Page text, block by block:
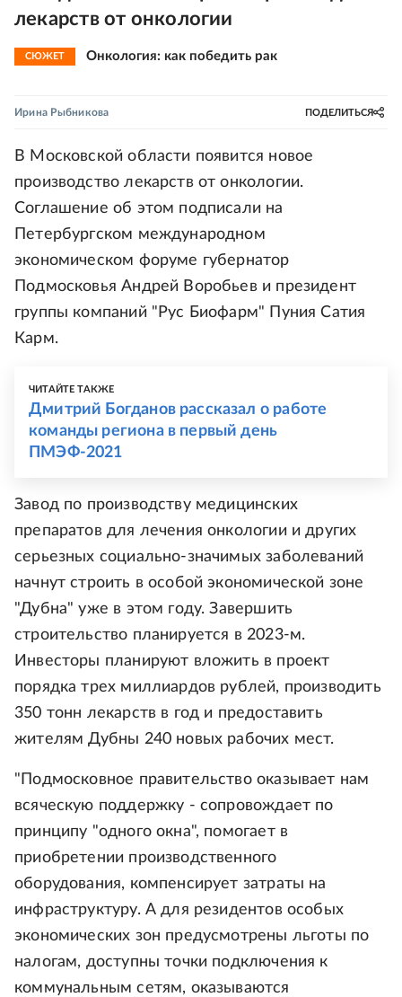
лекарств от онкологии
СЮЖЕТ Онкология: как победить рак
Ирина Рыбникова ПОДЕЛИТЬСЯ
В Московской области появится новое
производство лекарств от онкологии.
Соглашение об этом подписали на
Петербургском международном
экономическом форуме губернатор
Подмосковья Андрей Воробьев и президент
группы компаний "Рус Биофарм" Пуния Сатия
Карм.
ЧИТАЙТЕ ТАКЖЕ
Дмитрий Богданов рассказал о работе
команды региона в первый день
ПМЭФ-2021
Завод по производству медицинских
препаратов для лечения онкологии и других
серьезных социально-значимых заболеваний
начнут строить в особой экономической зоне
"Дубна" уже в этом году. Завершить
строительство планируется в 2023-м.
Инвесторы планируют вложить в проект
порядка трех миллиардов рублей, производить
350 тонн лекарств в год и предоставить
жителям Дубны 240 новых рабочих мест.
"Подмосковное правительство оказывает нам
всяческую поддержку - сопровождает по
принципу "одного окна", помогает в
приобретении производственного
оборудования, компенсирует затраты на
инфраструктуру. А для резидентов особых
экономических зон предусмотрены льготы по
налогам, доступны точки подключения к
коммунальным сетям, оказываются